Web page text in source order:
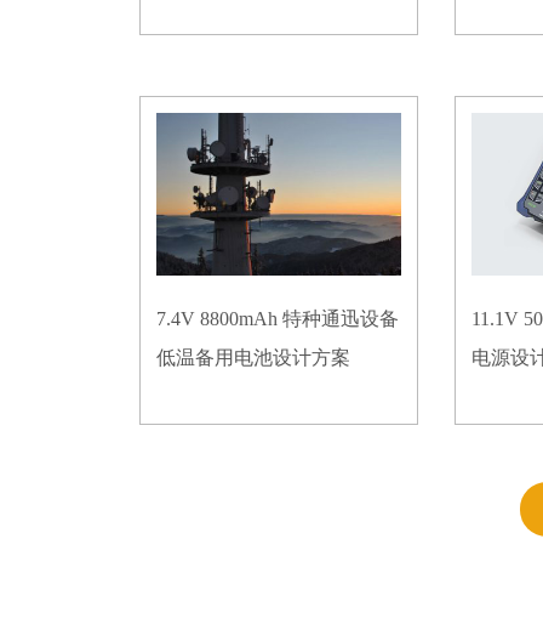
7.4V 8800mAh 特种通迅设备
低温备用电池设计方案
11.1V
电源设